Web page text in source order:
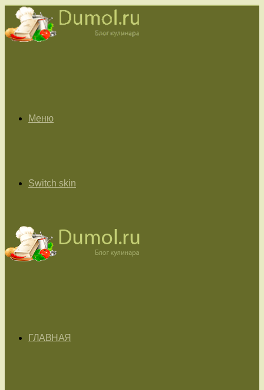
Меню
Switch skin
ГЛАВНАЯ